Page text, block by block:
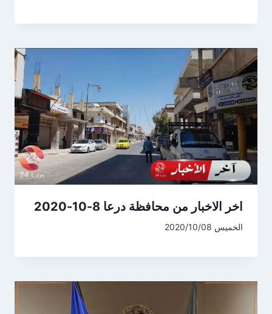
اخر الاخبار من محافظة درعا 8-10-2020
الخميس 2020/10/08